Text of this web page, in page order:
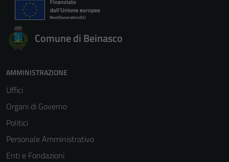
Comune di Beinasco
AMMINISTRAZIONE
Uffici
Organi di Governo
Politici
Personale Amministrativo
Enti e Fondazioni